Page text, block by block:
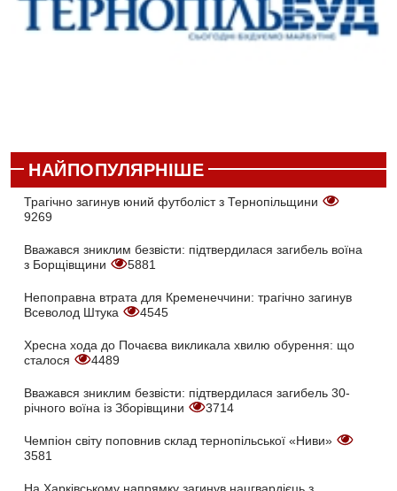
НАЙПОПУЛЯРНІШЕ
Трагічно загинув юний футболіст з Тернопільщини
9269
Вважався зниклим безвісти: підтвердилася загибель воїна
з Борщівщини
5881
Непоправна втрата для Кременеччини: трагічно загинув
Всеволод Штука
4545
Хресна хода до Почаєва викликала хвилю обурення: що
сталося
4489
Вважався зниклим безвісти: підтвердилася загибель 30-
річного воїна із Зборівщини
3714
Чемпіон світу поповнив склад тернопільської «Ниви»
3581
На Харківському напрямку загинув нацгвардієць з